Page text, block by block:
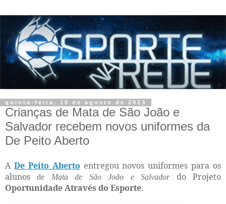
quinta-feira, 10 de agosto de 2023
Crianças de Mata de São João e
Salvador recebem novos uniformes da
De Peito Aberto
A De Peito Aberto entregou novos uniformes para os
alunosde Mata de São João e Salvador doProjeto
Oportunidade Através do Esporte.